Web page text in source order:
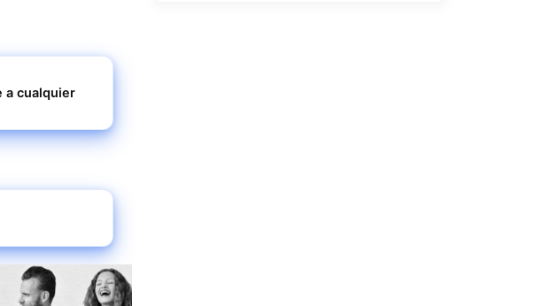
a cualquier